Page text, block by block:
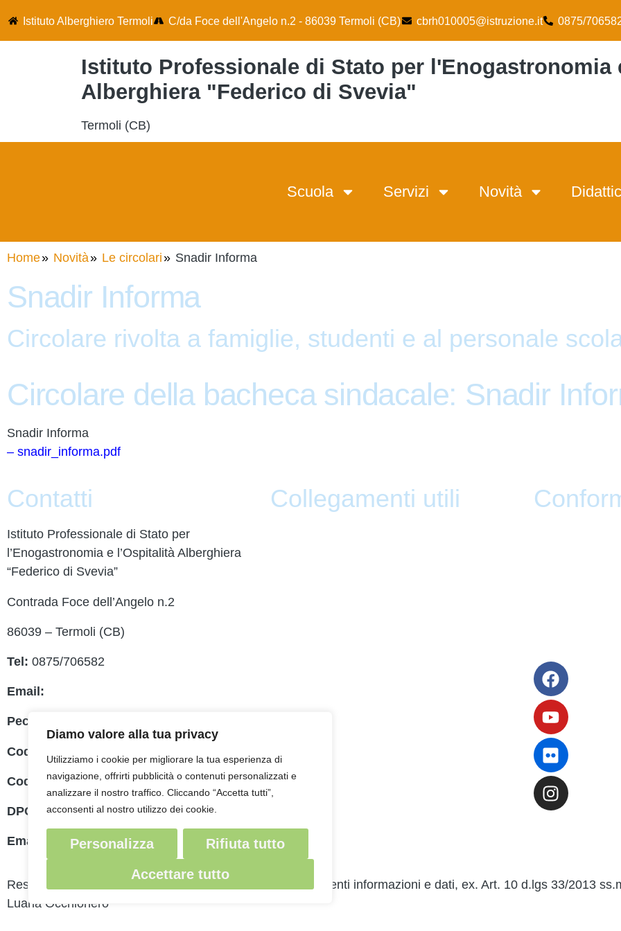
Diamo valore alla tua privacy
Utilizziamo i cookie per migliorare la tua esperienza di
navigazione, offrirti pubblicità o contenuti personalizzati e
analizzare il nostro traffico. Cliccando “Accetta tutti”,
acconsenti al nostro utilizzo dei cookie.
Personalizza
Rifiuta tutto
Accettare tutto
Istituto Alberghiero Termoli C/da Foce dell'Angelo n.2 - 86039 Termoli (CB) cbrh010005@istruzione.it 0875/
Istituto Professionale di Stato per l'Enogastronomia
Alberghiera "Federico di Svevia"
Termoli (CB)
Scuola Servizi Novità
Home Novità Le circolari Snadir Informa
Snadir Informa
Circolare rivolta a famiglie, studenti e al personale
Circolare della bacheca sindacale: Snadir
Snadir Informa
– snadir_informa.pdf
Contatti
Istituto Professionale di Stato per
l’Enogastronomia e l’Ospitalità Alberghiera
“Federico di Svevia”
Contrada Foce dell’Angelo n.2
86039 – Termoli (CB)
Tel: 0875/706582
Email:
Pec:
Codice fiscale:
Codice Meccanografico:CBRH010005
DPO: Guido Palladino
Email DPO: guido.palladino.dpo@gmail.com
Collegamenti utili
Scuola Futura
Responsabile della trasmissione e pubblicazione di documenti informazioni e dati, ex. Art. 10 d.lgs 33/2013
Luana Occhionero